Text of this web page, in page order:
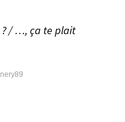
/ …, ça te plait